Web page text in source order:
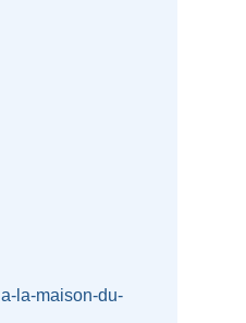
a-la-maison-du-